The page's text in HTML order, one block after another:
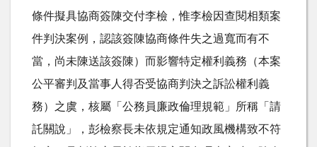
條件擬具協商簽陳交付李檢，惟李檢因查閱相類案
件判決案例，認該簽陳協商條件失之過寬而有不
當，尚未陳送該簽陳）而影響特定權利義務（本案
公平審判及當事人得否受協商判決之訴訟權利義
務）之虞，核屬「公務員廉政倫理規範」所稱「請
託關說」，彭檢察長未依規定通知政風機構致不符